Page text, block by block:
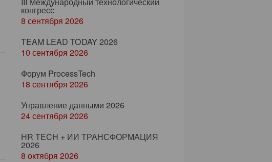
конгресс
8 сентября 2026
TEAM LEAD TODAY 2026
10 сентября 2026
Форум ProcessTech
18 сентября 2026
Управление данными 2026
24 сентября 2026
HR TECH + ИИ ТРАНСФОРМАЦИЯ
2026
8 октября 2026